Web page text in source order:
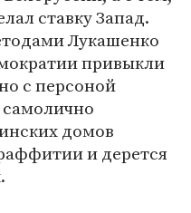
ставку Запад.
Лукашенко
привыкли
с персоной
домов
и дерется